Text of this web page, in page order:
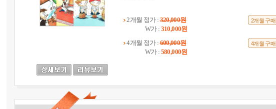
2개월 정가 :320,000원
W가 : 310,000원
2개월 구매
4개월 정가 :600,000원
W가 : 580,000원
4개월 구매